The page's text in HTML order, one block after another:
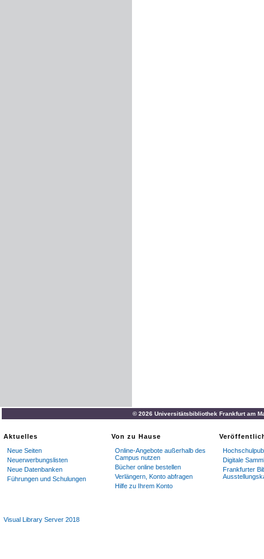
© 2026 Universitätsbibliothek Frankfurt am
Aktuelles
Neue Seiten
Neuerwerbungslisten
Neue Datenbanken
Führungen und Schulungen
Von zu Hause
Online-Angebote außerhalb des
Campus nutzen
Bücher online bestellen
Verlängern, Konto abfragen
Hilfe zu Ihrem Konto
Digitale
Frankfurter
Visual Library Server 2018